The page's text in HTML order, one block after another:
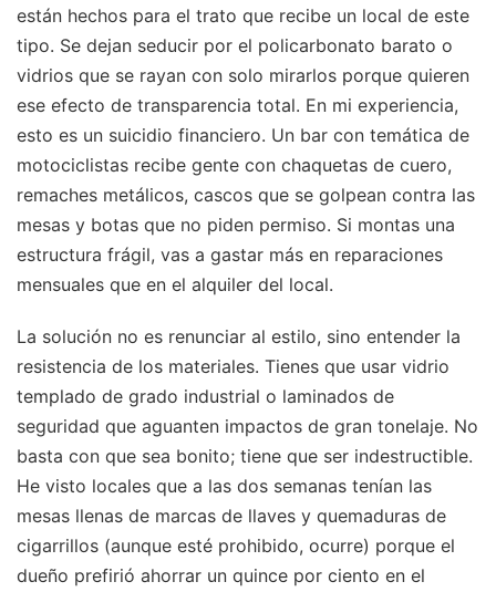
están hechos para el trato que recibe un local de este
tipo. Se dejan seducir por el policarbonato barato o
vidrios que se rayan con solo mirarlos porque quieren
ese efecto de transparencia total. En mi experiencia,
esto es un suicidio financiero. Un bar con temática de
motociclistas recibe gente con chaquetas de cuero,
remaches metálicos, cascos que se golpean contra las
mesas y botas que no piden permiso. Si montas una
estructura frágil, vas a gastar más en reparaciones
mensuales que en el alquiler del local.
La solución no es renunciar al estilo, sino entender la
resistencia de los materiales. Tienes que usar vidrio
templado de grado industrial o laminados de
seguridad que aguanten impactos de gran tonelaje. No
basta con que sea bonito; tiene que ser indestructible.
He visto locales que a las dos semanas tenían las
mesas llenas de marcas de llaves y quemaduras de
cigarrillos (aunque esté prohibido, ocurre) porque el
dueño prefirió ahorrar un quince por ciento en el